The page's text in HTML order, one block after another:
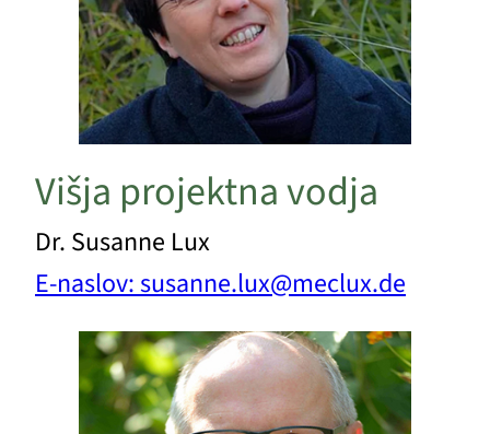
Višja projektna vodja
Dr. Susanne Lux
E-naslov: susanne.lux@meclux.de